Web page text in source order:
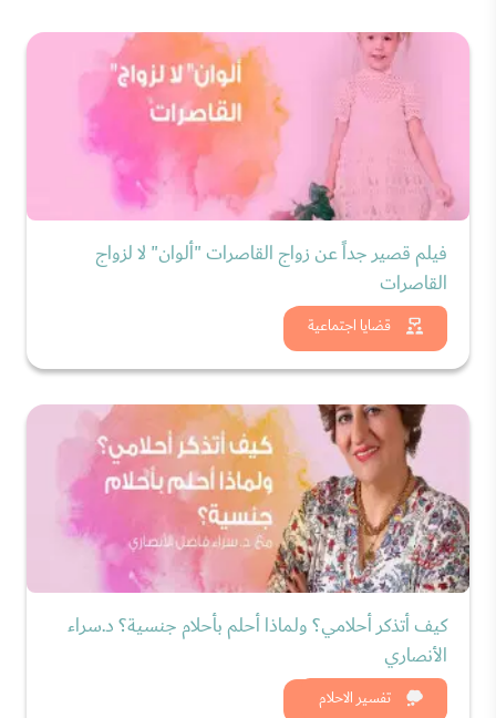
قضايا اجتماعية
فيلم قصير جداً عن زواج القاصرات "ألوان" لا لزواج
القاصرات
شاهد الان
تفسير الاحلام
كيف أتذكر أحلامي؟ ولماذا أحلم بأحلام جنسية؟ د.سراء
الأنصاري
شاهد الان